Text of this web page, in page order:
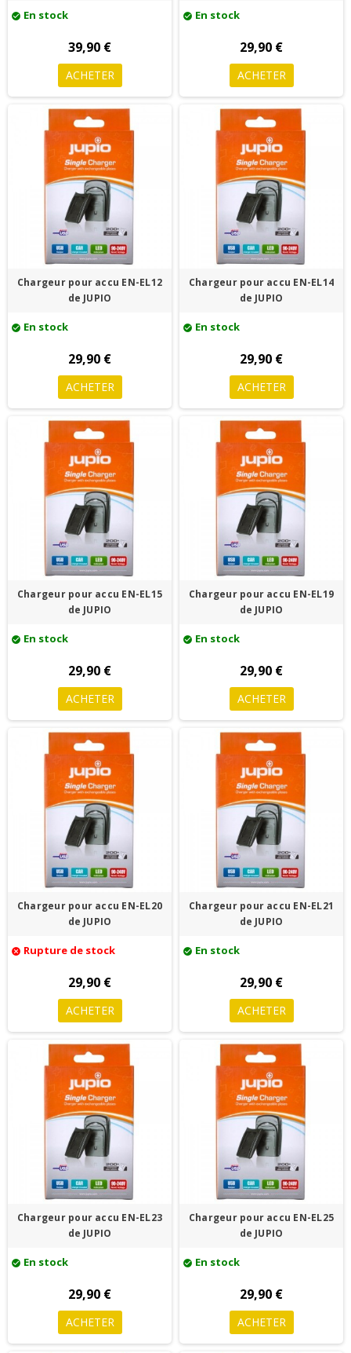
check_circle En stock
39,90 €
ACHETER
check_circle En stock
29,90 €
ACHETER
Chargeur pour accu EN-EL12
de JUPIO
check_circle En stock
29,90 €
ACHETER
Chargeur pour accu EN-EL14
de JUPIO
check_circle En stock
29,90 €
ACHETER
Chargeur pour accu EN-EL15
de JUPIO
check_circle En stock
29,90 €
ACHETER
Chargeur pour accu EN-EL19
de JUPIO
check_circle En stock
29,90 €
ACHETER
Chargeur pour accu EN-EL20
de JUPIO
cancel Rupture de stock
29,90 €
ACHETER
Chargeur pour accu EN-EL21
de JUPIO
check_circle En stock
29,90 €
ACHETER
Chargeur pour accu EN-EL23
de JUPIO
check_circle En stock
29,90 €
ACHETER
Chargeur pour accu EN-EL25
de JUPIO
check_circle En stock
29,90 €
ACHETER